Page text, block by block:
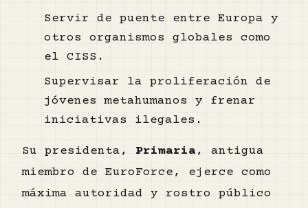
Servir de puente entre Europa y
otros organismos globales como
el CISS.
Supervisar la proliferación de
jóvenes metahumanos y frenar
iniciativas ilegales.
Su presidenta, Primaria , antigua
miembro de EuroForce, ejerce como
máxima autoridad y rostro público